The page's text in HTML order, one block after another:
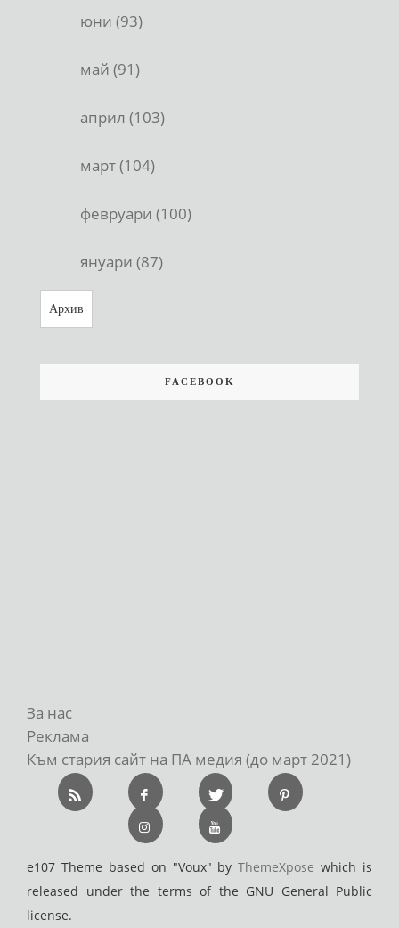
юни (93)
май (91)
април (103)
март (104)
февруари (100)
януари (87)
Архив
FACEBOOK
За нас
Реклама
Към стария сайт на ПА медия (до март 2021)
e107 Theme based on "Voux" byThemeXpose which is
released under the terms of the GNU General Public
license.